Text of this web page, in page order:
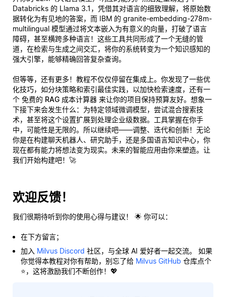
Databricks 的 Llama 3.1，凭借其对语言的细致理解，将原始数
据转化为有见地的答案，而 IBM 的 granite-embedding-278m-
multilingual 模型通过将文本嵌入为有意义的向量，打破了语言
障碍，甚至横跨多种语言！这些工具共同形成了一个无缝的管
道，在检索与生成之间交汇，将你的系统转变为一个知识感知的
强大引擎，能够精确回答复杂查询。
但等等，还有更多！教程不仅仅停留在集成上。你发现了一些优
化技巧，如分块策略和索引最佳实践，以加快检索速度，还有一
个 免费的 RAG 成本计算器 来让你的项目保持预算友好。想象一
下接下来会发生什么：为特定领域微调模型，尝试混合搜索技
术，甚至将这个设置扩展到处理企业级数据。工具掌握在你手
中，可能性是无限的。所以继续吧——调整、迭代和创新！无论
你是在构建聊天机器人、研究助手，还是多国语言知识中心，你
现在都有能力将想法变为现实。未来的智能应用由你来塑造。让
我们开始构建吧！🚀
欢迎反馈！
我们很期待听到你的使用心得与建议！ 🌟 你可以：
在下方留言；
加入 Milvus Discord 社区，与全球 AI 爱好者一起交流。 如果
你觉得本教程对你有帮助，别忘了给 Milvus GitHub 仓库点个
⭐，这将激励我们不断创作！💖